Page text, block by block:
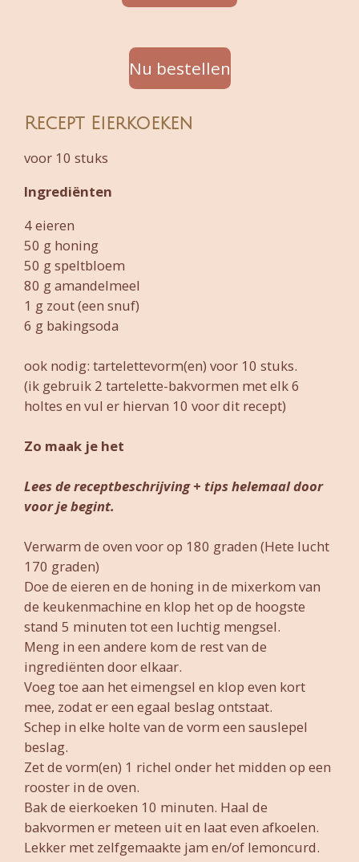
Nu bestellen
Recept Eierkoeken
voor 10 stuks
Ingrediënten
4 eieren
50 g honing
50 g speltbloem
80 g amandelmeel
1 g zout (een snuf)
6 g bakingsoda
ook nodig: tartelettevorm(en) voor 10 stuks.
(ik gebruik 2 tartelette-bakvormen met elk 6
holtes en vul er hiervan 10 voor dit recept)
Zo maak je het
Lees de receptbeschrijving + tips helemaal door
voor jebegint.
Verwarm de oven voor op 180 graden (Hete lucht
170 graden)
Doe de eieren en de honing in de mixerkom van
de keukenmachine en klop het op de hoogste
stand 5 minuten tot een luchtig mengsel.
Meng in een andere kom de rest van de
ingrediënten door elkaar.
Voeg toe aan het eimengsel en klop even kort
mee, zodat er een egaal beslag ontstaat.
Schep in elke holte van de vorm een sauslepel
beslag.
Zet de vorm(en) 1 richel onder het midden op een
rooster in de oven.
Bak de eierkoeken 10 minuten. Haal de
bakvormen er meteen uit en laat even afkoelen.
Lekker met zelfgemaakte jam en/of lemoncurd.